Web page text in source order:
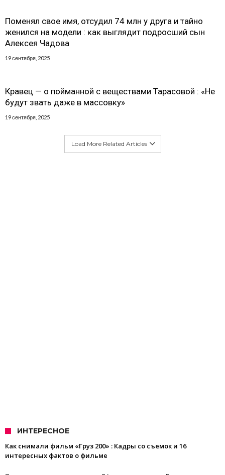
Поменял свое имя, отсудил 74 млн у друга и тайно
женился на модели : как выглядит подросший сын
Алексея Чадова
19 сентября, 2025
Кравец — о пойманной с веществами Тарасовой : «Не
будут звать даже в массовку»
19 сентября, 2025
Load More Related Articles
ИНТЕРЕСНОЕ
Как снимали фильм «Груз 200» : Кадры со съемок и 16
интересных фактов о фильме